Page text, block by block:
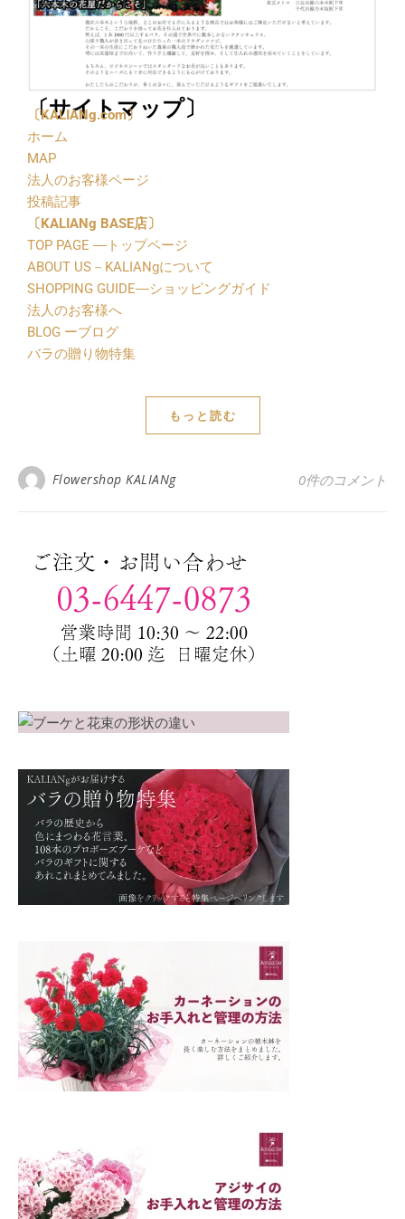
〔サイトマップ〕
〔KALIANg.com〕
ホーム
MAP
法人のお客様ページ
投稿記事
〔 KALIANg BASE店〕
TOP PAGE ―トップページ
ABOUT US－KALIANgについて
SHOPPING GUIDE―ショッピングガイド
法人のお客様へ
BLOG ーブログ
バラの贈り物特集
もっと読む
Flowershop KALIANg 0件のコメント